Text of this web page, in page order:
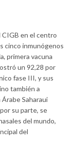
CIGB en el centro
cinco inmunógenos
primera vacuna
un 92,28 por
fase III, y sus
también a
Árabe Saharaui
su parte, se
del mundo,
del